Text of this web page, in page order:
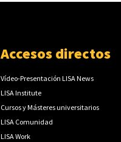
Accesos directos
Vídeo-Presentación LISA News
LISA Institute
Cursos y Másteres universitarios
LISA Comunidad
LISA Work